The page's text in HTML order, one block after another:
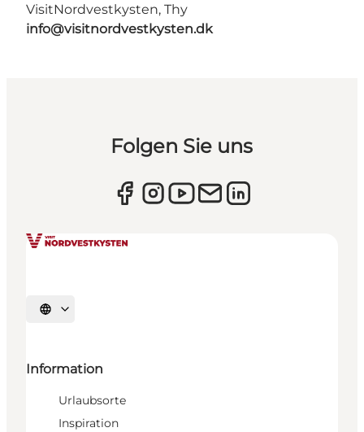
VisitNordvestkysten, Thy
info@visitnordvestkysten.dk
Folgen Sie uns
Sprache auswählen
Information
Urlaubsorte
Inspiration